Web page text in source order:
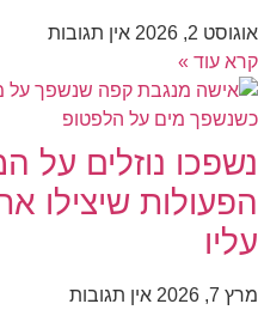
אוגוסט 2, 2026
אין תגובות
קרא עוד »
נשפכו נוזלים על
הפעולות שיצילו
עליו
מרץ 7, 2026
אין תגובות